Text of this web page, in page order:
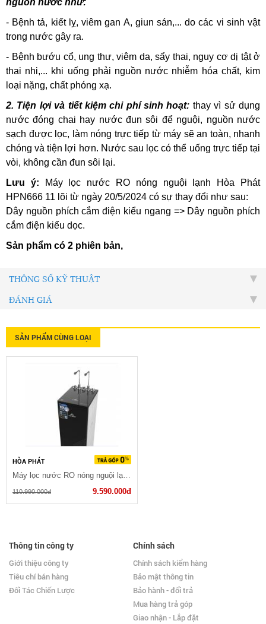
nguồn nước như:
- Bệnh tả, kiết lỵ, viêm gan A, giun sán,... do các vi sinh vật
trong nước gây ra.
- Bệnh bướu cổ, ung thư, viêm da, sẩy thai, nguy cơ dị tật ở
thai nhi,... khi uống phải nguồn nước nhiễm hóa chất, kim
loại nặng, chất phóng xạ.
2. Tiện lợi và tiết kiệm chi phí sinh hoạt: thay vì sử dụng
nước đóng chai hay nước đun sôi để nguội, nguồn nước
sạch được lọc, làm nóng trực tiếp từ máy sẽ an toàn, nhanh
chóng và tiện lợi hơn. Nước sau lọc có thể uống trực tiếp tại
vòi, không cần đun sôi lại.
Lưu ý: Máy lọc nước RO nóng nguội lạnh Hòa Phát
HPN666 11 lõi từ ngày 20/5/2024 có sự thay đổi như sau:
Dây nguồn phích cắm điện kiểu ngang => Dây nguồn phích
cắm điện kiểu dọc.
Sản phẩm có 2 phiên bản,
THÔNG SỐ KỸ THUẬT
ĐÁNH GIÁ
SẢN PHẨM CÙNG LOẠI
HÒA PHÁT
Máy lọc nước RO nóng nguội lạnh Hòa Phát (HPN629)
110.990.000đ 9.590.000đ
Thông tin công ty
Giới thiệu công ty
Tiêu chí bán hàng
Đối Tác Chiến Lược
Chính sách
Chính sách kiểm hàng
Bảo mật thông tin
Bảo hành - đổi trả
Mua hàng trả góp
Giao nhận - Lắp đặt